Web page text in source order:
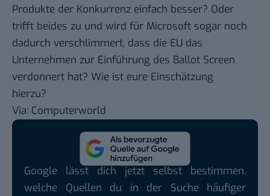
Produkte der Konkurrenz einfach besser? Oder
trifft beides zu und wird für Microsoft sogar noch
dadurch verschlimmert, dass die EU das
Unternehmen zur Einführung des Ballot Screen
verdonnert hat? Wie ist eure Einschätzung
hierzu?
Via: Computerworld
Google lässt dich jetzt selbst bestimmen,
welche Quellen du in der Suche häufiger